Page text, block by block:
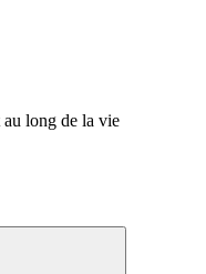
long de la vie